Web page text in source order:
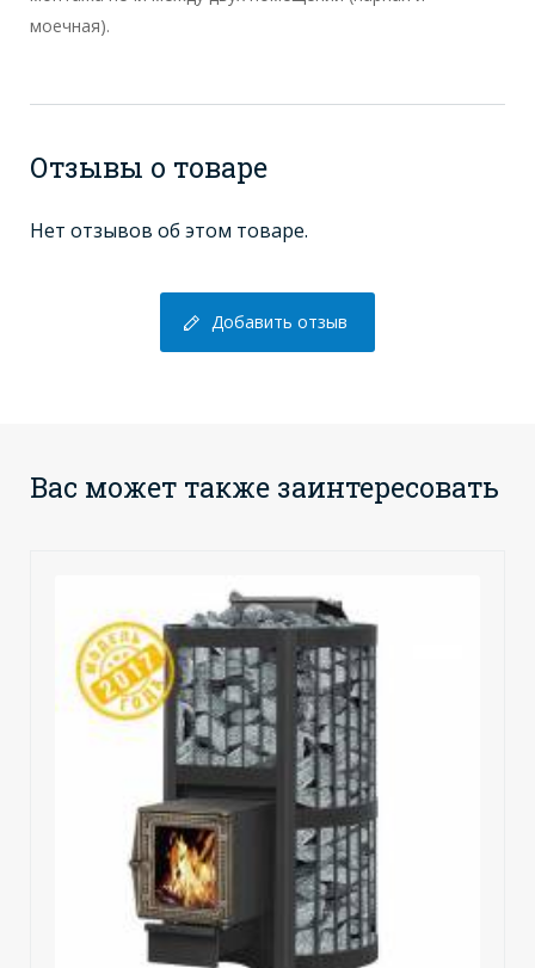
моечная).
Отзывы о товаре
Нет отзывов об этом товаре.
Добавить отзыв
Вас может также заинтересовать